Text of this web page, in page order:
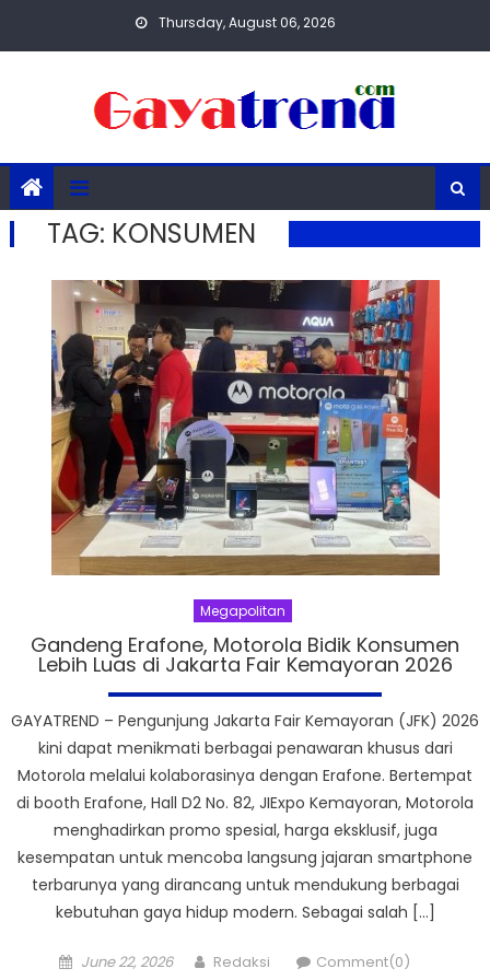
Thursday, August 06, 2026
TAG: KONSUMEN
Megapolitan
Gandeng Erafone, Motorola Bidik Konsumen
Lebih Luas di Jakarta Fair Kemayoran 2026
GAYATREND – Pengunjung Jakarta Fair Kemayoran (JFK) 2026
kini dapat menikmati berbagai penawaran khusus dari
Motorola melalui kolaborasinya dengan Erafone. Bertempat
di booth Erafone, Hall D2 No. 82, JIExpo Kemayoran, Motorola
menghadirkan promo spesial, harga eksklusif, juga
kesempatan untuk mencoba langsung jajaran smartphone
terbarunya yang dirancang untuk mendukung berbagai
kebutuhan gaya hidup modern. Sebagai salah […]
Posted
June 22, 2026 Author
Redaksi Comment(0)